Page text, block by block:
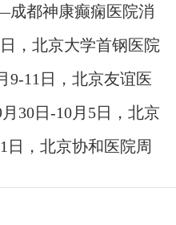
都神康癫痫医院消
，北京大学首钢医院
会诊，破解癫痫疑难
9-11日，北京友谊医
援助，破解癫痫难
30日-10月5日，北京
城亲诊+癫痫大额救
日，北京协和医院周